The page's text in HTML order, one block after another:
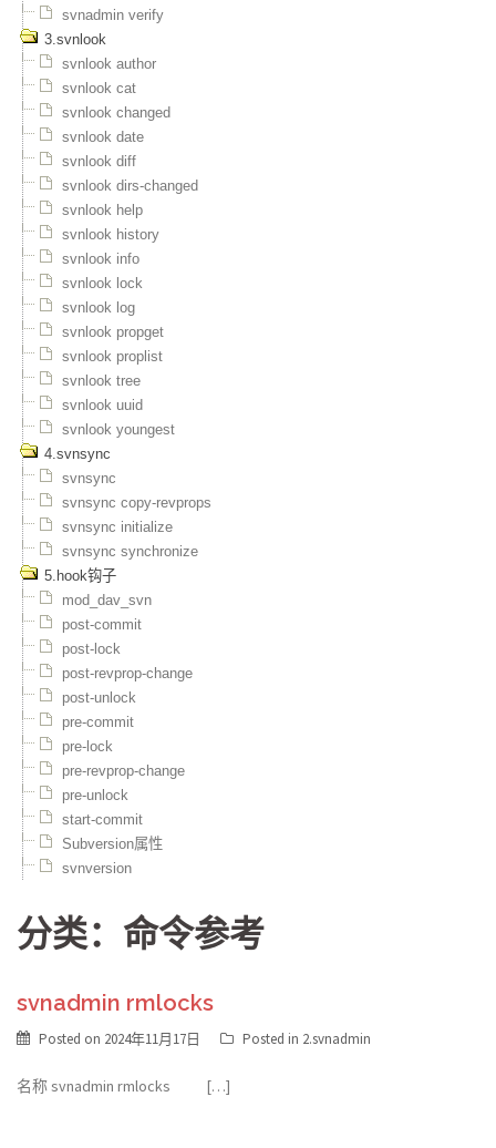
svnadmin verify
3.svnlook
svnlook author
svnlook cat
svnlook changed
svnlook date
svnlook diff
svnlook dirs-changed
svnlook help
svnlook history
svnlook info
svnlook lock
svnlook log
svnlook propget
svnlook proplist
svnlook tree
svnlook uuid
svnlook youngest
4.svnsync
svnsync
svnsync copy-revprops
svnsync initialize
svnsync synchronize
5.hook钩子
mod_dav_svn
post-commit
post-lock
post-revprop-change
post-unlock
pre-commit
pre-lock
pre-revprop-change
pre-unlock
start-commit
Subversion属性
svnversion
分类：命令参考
svnadmin rmlocks
Posted on 2024年11月17日 Posted in 2.svnadmin
名称 svnadmin rmlocks […]